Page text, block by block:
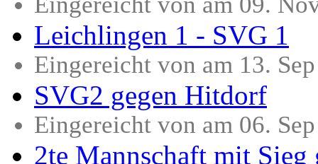
Leichlingen 1 - SVG 1
Eingereicht von am 13.
SVG2 gegen Hitdorf
Eingereicht von am 06.
2te Mannschaft mit